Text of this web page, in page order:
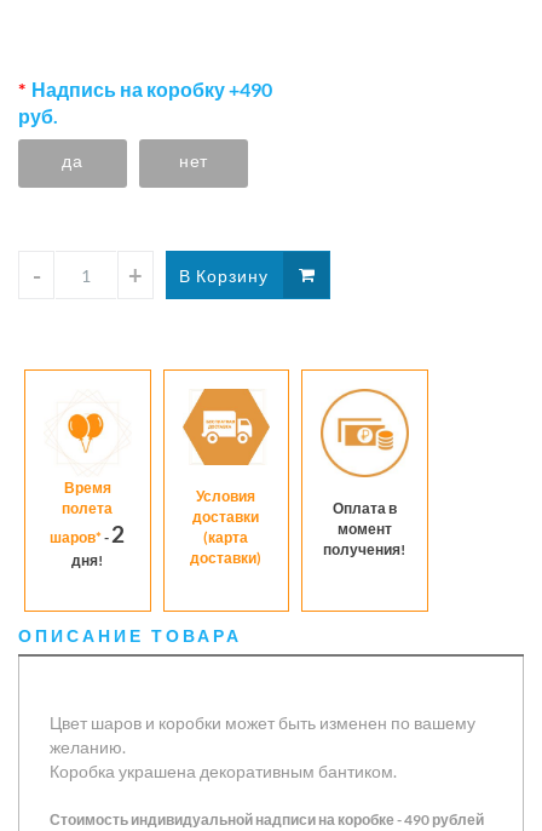
Надпись на коробку +490
руб.
да нет
Время
полета
шаров*- 2
дня!
Условия
доставки
(карта
доставки)
Оплата в
момент
получения!
ОПИСАНИЕ ТОВАРА
Цвет шаров и коробки может быть изменен по вашему
желанию.
Коробка украшена декоративным бантиком.
Стоимость индивидуальной надписи на коробке - 490 рублей